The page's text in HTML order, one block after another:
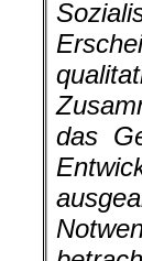
das